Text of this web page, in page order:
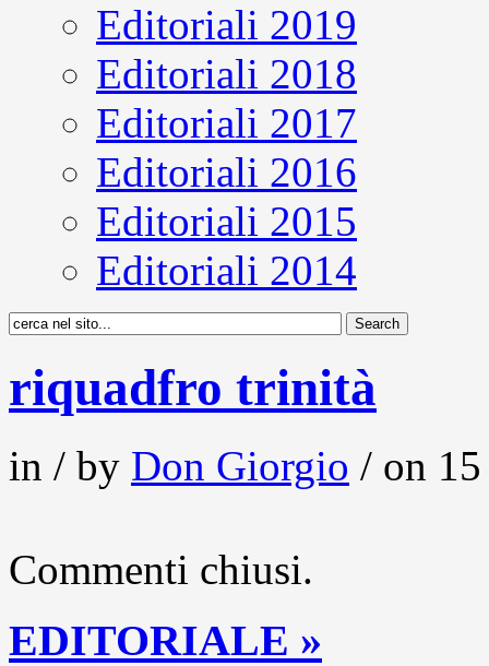
Editoriali 2019
Editoriali 2018
Editoriali 2017
Editoriali 2016
Editoriali 2015
Editoriali 2014
riquadfro trinità
in / by Don Giorgio / on
Commenti chiusi.
EDITORIALE »